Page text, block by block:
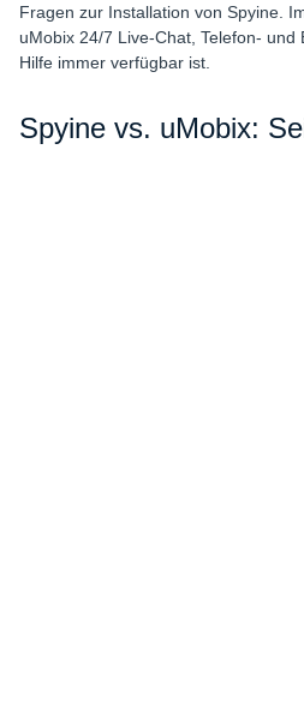
Fragen zur Installation von Spyine.
uMobix 24/7 Live-Chat, Telefon- und
Hilfe immer verfügbar ist.
Spyine vs. uMobix: